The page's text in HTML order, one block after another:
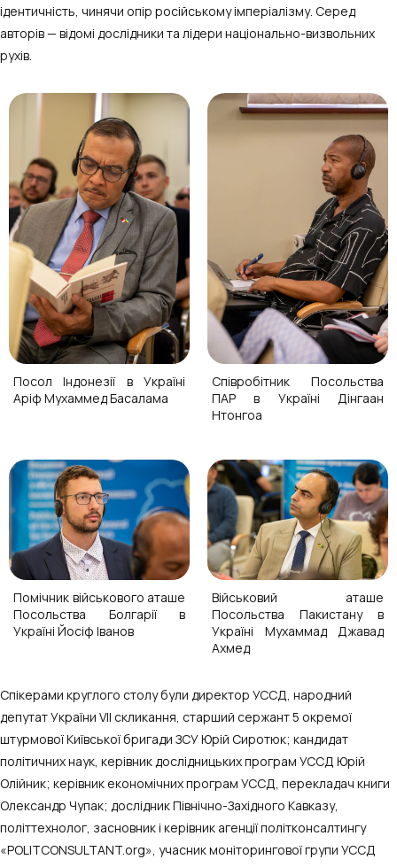
ідентичність, чинячи опір російському імперіалізму. Серед
авторів — відомі дослідники та лідери національно-визвольних
рухів.
Посол Індонезії в Україні
Аріф Мухаммед Басалама
Співробітник Посольства
ПАР в Україні Дінгаан
Нтонгоа
Помічник військового аташе
Посольства Болгарії в
Україні Йосіф Іванов
Військовий аташе
Посольства Пакистану в
Україні Мухаммад Джавад
Ахмед
Спікерами круглого столу були директор УССД, народний
депутат України VII скликання, старший сержант 5 окремої
штурмової Київської бригади ЗСУ Юрій Сиротюк; кандидат
політичних наук, керівник дослідницьких програм УССД Юрій
Олійник; керівник економічних програм УССД, перекладач книги
Олександр Чупак; дослідник Північно-Західного Кавказу,
політтехнолог, засновник і керівник агенції політконсалтингу
«POLITCONSULTANT.org», учасник моніторингової групи УССД